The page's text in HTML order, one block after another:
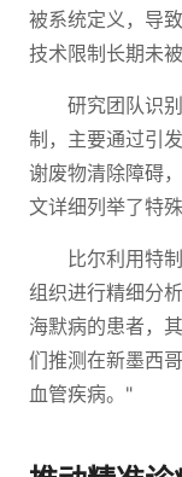
被系统定义，导
技术限制长期未
研究团队识
制，主要通过引
谢废物清除障碍
文详细列举了特
比尔利用特
组织进行精细分
海默病的患者，
们推测在新墨西
血管疾病。"